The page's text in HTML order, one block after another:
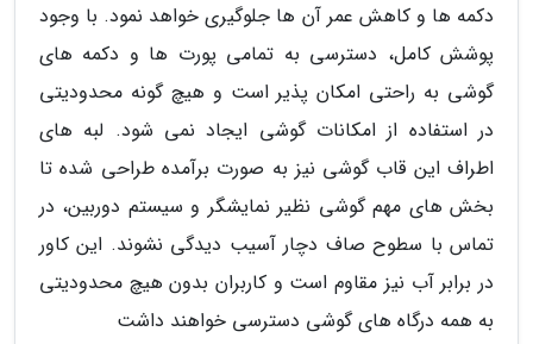
دکمه ها و کاهش عمر آن ها جلوگیری خواهد نمود. با وجود
پوشش کامل، دسترسی به تمامی پورت ها و دکمه های
گوشی به راحتی امکان پذیر است و هیچ گونه محدودیتی
در استفاده از امکانات گوشی ایجاد نمی شود. لبه های
اطراف این قاب گوشی نیز به صورت برآمده طراحی شده تا
بخش های مهم گوشی نظیر نمایشگر و سیستم دوربین، در
تماس با سطوح صاف دچار آسیب دیدگی نشوند. این کاور
در برابر آب نیز مقاوم است و کاربران بدون هیچ محدودیتی
به همه درگاه های گوشی دسترسی خواهند داشت